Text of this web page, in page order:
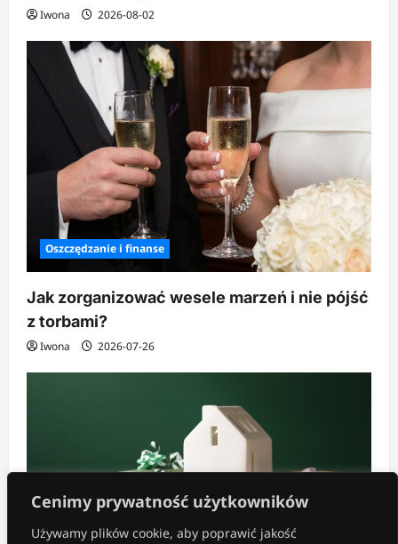
Cenimy prywatność użytkowników
Używamy plików cookie, aby poprawić jakość
Iwona 2026-08-02
Oszczędzanie i finanse
Jak zorganizować wesele marzeń i nie pójść
z torbami?
Iwona 2026-07-26